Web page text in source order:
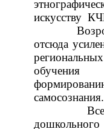
искусству
отсюда
обучения
самосознания.
Все что